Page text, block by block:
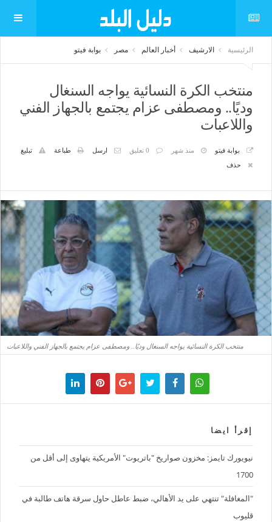
الرئيسية الارشيف أخبار العالم مصر بوابة فيتو
منتخب الكرة النسائية يواجه السنغال
وديًا.. ومصطفى عزام يجتمع بالجهاز الفني
واللاعبات
بوابة فيتو منذ شهر 0 تعليق ارسل طباعة
تبليغ
حذف
منتخب الكرة النسائية يواجه السنغال وديًا.. ومصطفى عزام يجتمع بالجهاز الفني واللاعبات
إقرأ ايضا
نيويورك تايمز: مخزون صواريخ "باتريوت" الأمريكية يتهاوى إلى أقل من
1700
"المغافلة" تنتهي على يد الأهالي، ضبط عاطل حاول سرقة هاتف طالبة في
قليوب